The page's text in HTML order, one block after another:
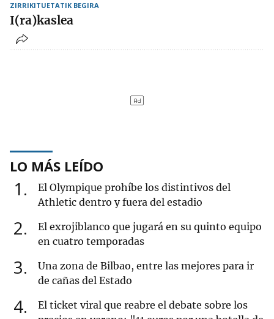
ZIRRIKITUETATIK BEGIRA
I(ra)kaslea
LO MÁS LEÍDO
1
El Olympique prohíbe los distintivos del
Athletic dentro y fuera del estadio
2
El exrojiblanco que jugará en su quinto equipo
en cuatro temporadas
3
Una zona de Bilbao, entre las mejores para ir
de cañas del Estado
4
El ticket viral que reabre el debate sobre los